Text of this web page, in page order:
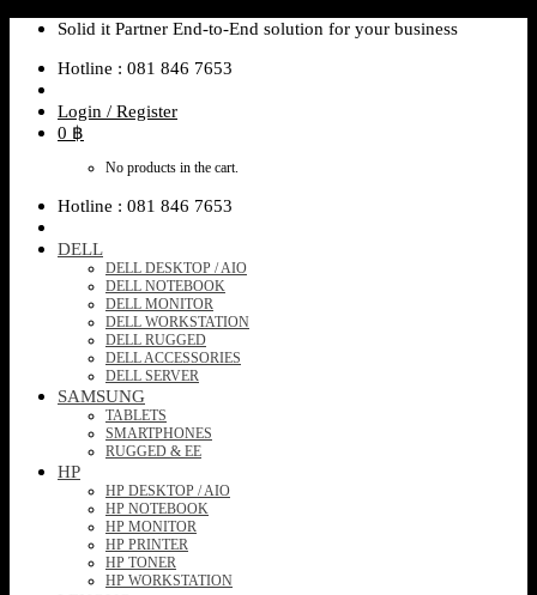
Skip
content
Solid it Partner End-to-End solution for your business
Hotline : 081 846 7653
Login / Register
0 ฿
No products in the cart.
Hotline : 081 846 7653
DELL
DELL DESKTOP / AIO
DELL NOTEBOOK
DELL MONITOR
DELL WORKSTATION
DELL RUGGED
DELL ACCESSORIES
DELL SERVER
SAMSUNG
TABLETS
SMARTPHONES
RUGGED & EE
HP
HP DESKTOP / AIO
HP NOTEBOOK
HP MONITOR
HP PRINTER
HP TONER
HP WORKSTATION